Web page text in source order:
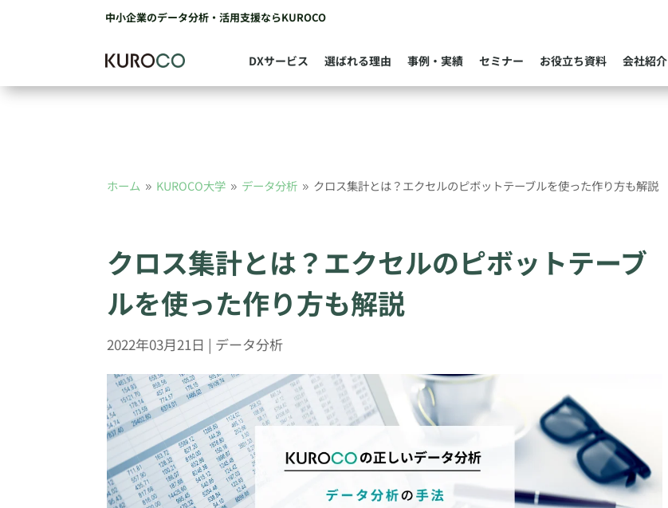
中小企業のデータ分析・活用支援ならKUROCO
DXサービス 選ばれる理由 事例・実績 セミナー お役立ち資料 会社紹介
ホーム 9 KUROCO大学 9 データ分析 9 クロス集計とは？エクセルのピボットテーブルを使った作り方も解説
クロス集計とは？エクセルのピボットテーブ
ルを使った作り方も解説
2022年03月21日 | データ分析